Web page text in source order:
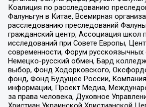
Коалиция по расследованию
Фалуньгун в Китае, Всемирная
расследованию преследований
гражданский центр, Ассоциация школ
исследований при Совете Европы,
современности, Форум русскоязычных
Немецко-русский обмен, Бард
выбор, Фонд Ходорковского,
фонд, Фонд Будущее России,
информации, Проект Медиа,
за права человека, Духовное